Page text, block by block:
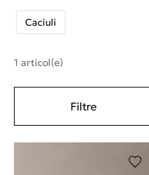
Caciuli
1 articol(e)
Filtre